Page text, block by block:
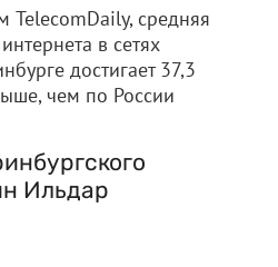
средняя
в сетях
достигает 37,3
чем по России
Ильдар